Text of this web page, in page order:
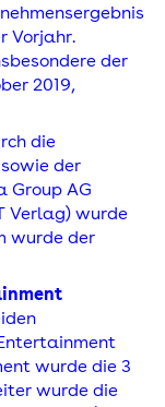
Vorjahr.
der
2019,
die
der
Group AG
Verlag) wurde
wurde der
wurde die 3
wurde die